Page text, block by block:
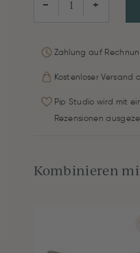
− +
Zahlung auf
Kostenloser Versand
Pip Studio wird mit
Rezensionen
Kombinieren